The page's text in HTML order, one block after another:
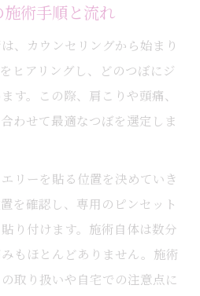
ーの持続期間と日常生活の
ラン選定のポイント
叶えるプラン選びのコツ
高めるためのプラン選定方
ランを比較するチェックポ
術手順と流れ
、カウンセリングから始まり
ヒアリングし、どのつぼにジ
す。この際、肩こりや頭痛、
わせて最適なつぼを選定しま
リーを貼る位置を決めていき
を確認し、専用のピンセット
り付けます。施術自体は数分
もほとんどありません。施術
取り扱いや自宅での注意点に